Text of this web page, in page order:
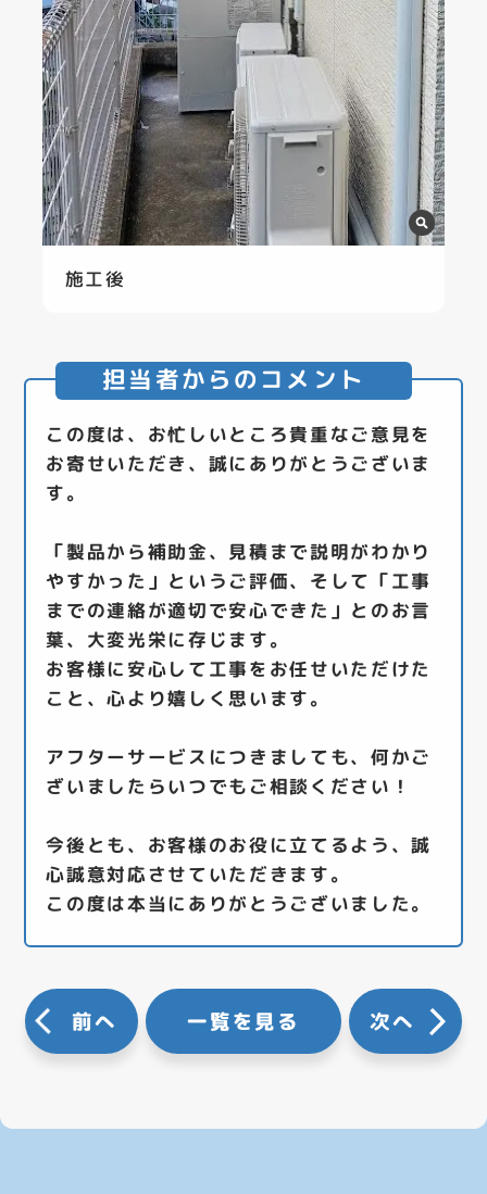
施工後
担当者からのコメント
この度は、お忙しいところ貴重なご意見を
お寄せいただき、誠にありがとうございま
す。
「製品から補助金、見積まで説明がわかり
やすかった」というご評価、そして「工事
までの連絡が適切で安心できた」とのお言
葉、大変光栄に存じます。
お客様に安心して工事をお任せいただけた
こと、心より嬉しく思います。
アフターサービスにつきましても、何かご
ざいましたらいつでもご相談ください！
今後とも、お客様のお役に立てるよう、誠
心誠意対応させていただきます。
この度は本当にありがとうございました。
前へ 一覧を見る 次へ